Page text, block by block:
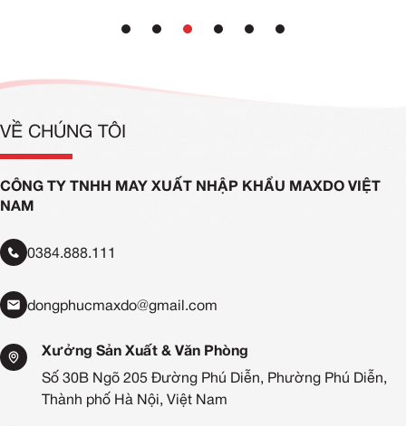
VỀ CHÚNG TÔI
CÔNG TY TNHH MAY XUẤT NHẬP KHẨU MAXDO VIỆT
NAM
0384.888.111
dongphucmaxdo@gmail.com
Xưởng Sản Xuất & Văn Phòng
Số 30B Ngõ 205 Đường Phú Diễn, Phường Phú Diễn,
Thành phố Hà Nội, Việt Nam